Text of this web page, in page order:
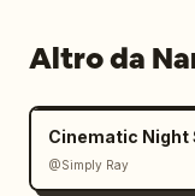
Altro da
Cinematic Night
@Simply Ray